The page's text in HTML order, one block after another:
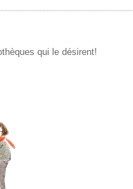
qui le désirent!